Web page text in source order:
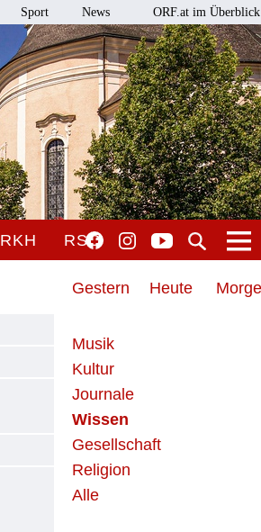
Sport News ORF.at im Überblick
RKH RSO
Gestern Heute
Musik
Kultur
Journale
Wissen
Gesellschaft
Religion
Alle